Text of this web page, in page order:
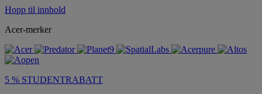
Hopp til innhold
Acer-merker
5 % STUDENTRABATT